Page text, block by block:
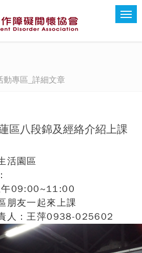
動專區_詳細文章
區八段錦及經絡介紹上課
活園區
09:00~11:00
朋友一起來上課
人：王萍0938-025602